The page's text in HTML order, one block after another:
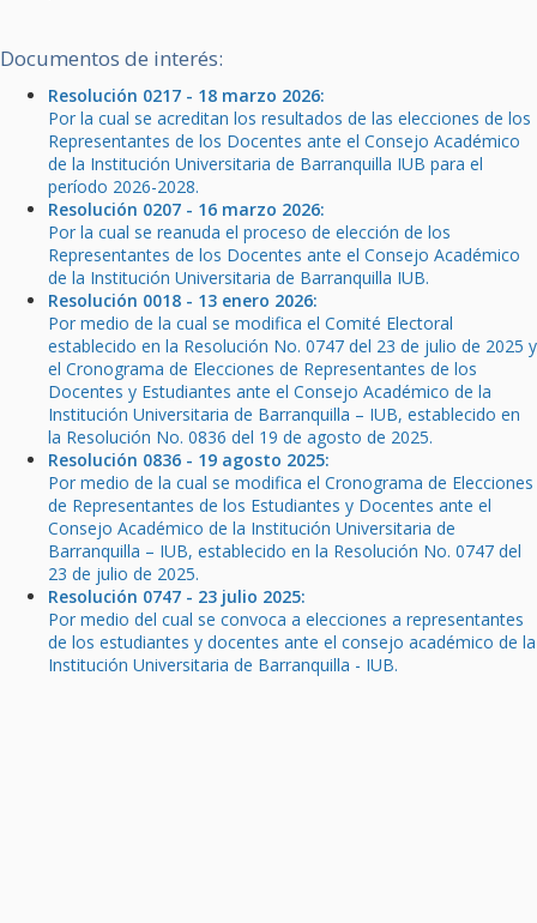
Documentos de interés:
Resolución 0217 - 18 marzo 2026:
Por la cual se acreditan los resultados de las elecciones de los
Representantes de los Docentes ante el Consejo Académico
de la Institución Universitaria de Barranquilla IUB para el
período 2026-2028.
Resolución 0207 - 16 marzo 2026:
Por la cual se reanuda el proceso de elección de los
Representantes de los Docentes ante el Consejo Académico
de la Institución Universitaria de Barranquilla IUB.
Resolución 0018 - 13 enero 2026:
Por medio de la cual se modifica el Comité Electoral
establecido en la Resolución No. 0747 del 23 de julio de 2025 y
el Cronograma de Elecciones de Representantes de los
Docentes y Estudiantes ante el Consejo Académico de la
Institución Universitaria de Barranquilla – IUB, establecido en
la Resolución No. 0836 del 19 de agosto de 2025.
Resolución 0836 - 19 agosto 2025:
Por medio de la cual se modifica el Cronograma de Elecciones
de Representantes de los Estudiantes y Docentes ante el
Consejo Académico de la Institución Universitaria de
Barranquilla – IUB, establecido en la Resolución No. 0747 del
23 de julio de 2025.
Resolución 0747 - 23 julio 2025:
Por medio del cual se convoca a elecciones a representantes
de los estudiantes y docentes ante el consejo académico de la
Institución Universitaria de Barranquilla - IUB.